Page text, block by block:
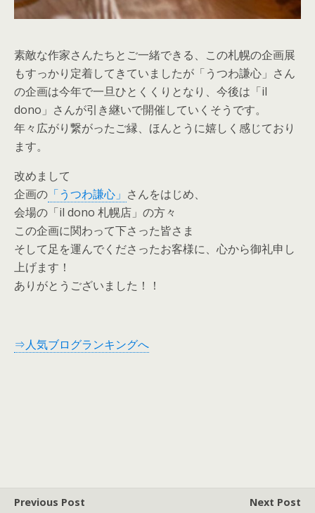
素敵な作家さんたちとご一緒できる、この札幌の企画展
もすっかり定着してきていましたが「うつわ謙心」さん
の企画は今年で一旦ひとくくりとなり、今後は「il
dono」さんが引き継いで開催していくそうです。
年々広がり繋がったご縁、ほんとうに嬉しく感じており
ます。
改めまして
企画の 「うつわ謙心」 さんをはじめ、
会場の「il dono 札幌店」の方々
この企画に関わって下さった皆さま
そして足を運んでくださったお客様に、心から御礼申し
上げます！
ありがとうございました！！
⇒人気ブログランキングへ
Previous Post Next Post